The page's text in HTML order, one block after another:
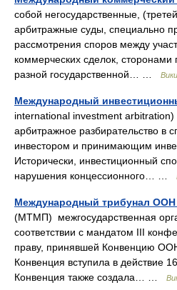
собой негосударственные,
арбитражные суды, специально
рассмотрения споров между
коммерческих сделок,
разной государственной… …
Международный
international investment
арбитражное разбирательство в
инвестором и принимающим
Исторически, инвестиционный
нарушения концессионного… …
Международный трибунал ООН
(МТМП) межгосударственная
соответствии с мандатом III
праву, принявшей Конвенцию
Конвенция вступила в действие
Конвенция также создала… …